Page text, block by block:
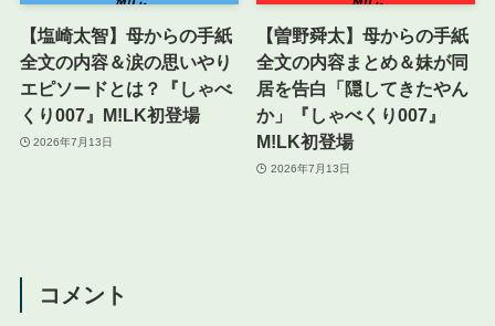
【塩崎太智】母からの手紙
全文の内容＆涙の思いやり
エピソードとは？『しゃべ
くり007』M!LK初登場
2026年7月13日
【曽野舜太】母からの手紙
全文の内容まとめ＆妹が同
居を告白「隠してきたやん
か」『しゃべくり007』
M!LK初登場
2026年7月13日
コメント